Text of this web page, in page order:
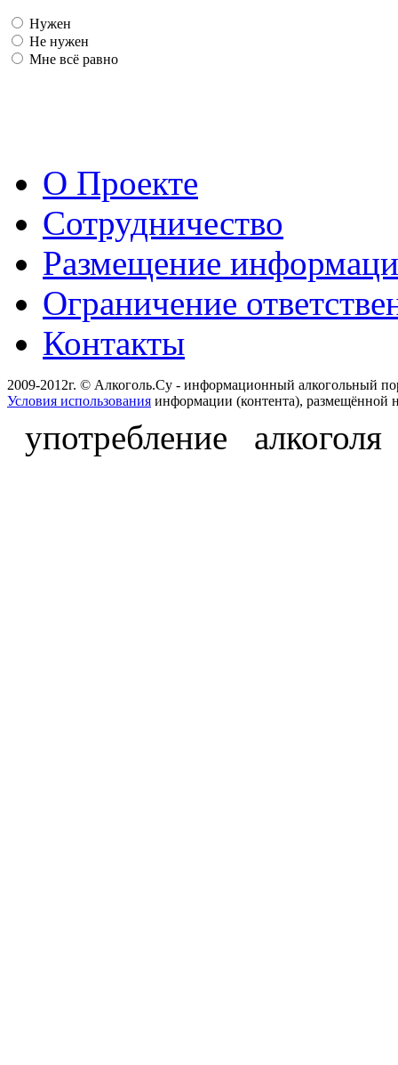
Нужен
Не нужен
Мне всё равно
О Проекте
Сотрудничество
Размещение
Ограничение
Контакты
2009-2012г. © Алкоголь.Су - информационный алкогольный
Условия использования информации (контента), размещённой
употребление